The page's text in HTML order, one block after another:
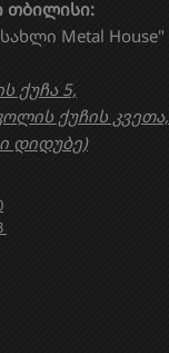
თბილისი:
Metal House"
ქუჩა 5,
ქუჩის კვეთა,
დიდუბე)